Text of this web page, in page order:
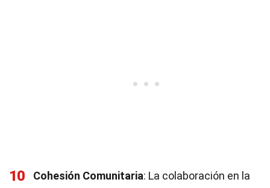
10 Cohesión Comunitaria: La colaboración en la